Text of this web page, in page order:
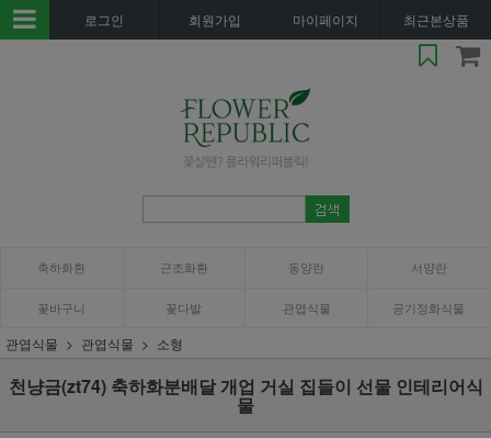
로그인 회원가입 마이페이지 최근본상품
축하화환 근조화환 동양란 서양란
꽃바구니 꽃다발 관엽식물 공기정화식물
관엽식물 관엽식물 소형
천냥금(zt74) 축하화분배달 개업 거실 집들이 선물 인테리어식
물